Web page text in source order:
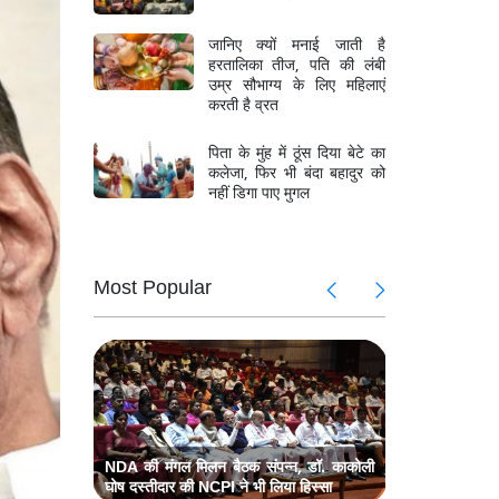
जानिए क्यों मनाई जाती है
हरतालिका तीज, पति की लंबी
उम्र सौभाग्य के लिए महिलाएं
करती है व्रत
पिता के मुंह में ठूंस दिया बेटे का
कलेजा, फिर भी बंदा बहादुर को
नहीं डिगा पाए मुगल
Most Popular
खिलाफ
और
मिलन,
नेता भी
होने
NDA की मंगल मिलन बैठक संपन्न, डॉ. काकोली
घोष दस्तीदार की NCPI ने भी लिया हिस्सा